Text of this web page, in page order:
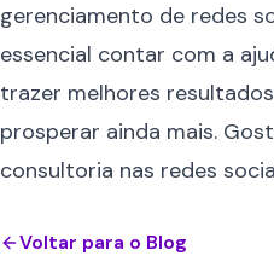
gerenciamento de redes
essencial contar com a
trazer melhores
prosperar ainda mais.
consultoria nas redes
Voltar para o Blog